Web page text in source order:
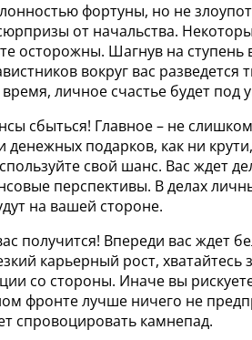
фортуны, но не
от начальства.
осторожны. Шагнув на
вокруг вас разведется
личное счастье будет под
сбыться! Главное – не
подарков, как ни
свой шанс. Вас ждет
перспективы. В делах
на вашей стороне.
получится! Впереди вас ждет
карьерный рост, хватайтесь
со стороны. Иначе вы
фронте лучше ничего не
спровоцировать камнепад.